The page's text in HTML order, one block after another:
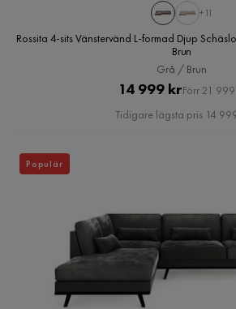
+11
Rossita 4-sits Vänstervänd L-formad Djup
Brun
Grå / Brun
Pris
14 999 krOriginal
Pris
Förr 21
Tidigare lägsta pris 14
Populär